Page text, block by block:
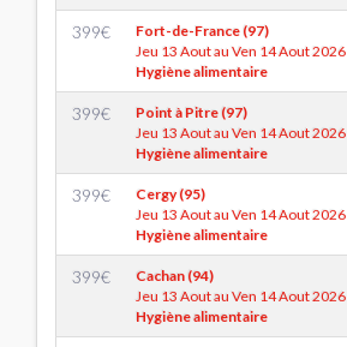
399€
Fort-de-France (97)
Jeu 13 Aout au Ven 14 Aout 2026
Hygiène alimentaire
399€
Point à Pitre (97)
Jeu 13 Aout au Ven 14 Aout 2026
Hygiène alimentaire
399€
Cergy (95)
Jeu 13 Aout au Ven 14 Aout 2026
Hygiène alimentaire
399€
Cachan (94)
Jeu 13 Aout au Ven 14 Aout 2026
Hygiène alimentaire